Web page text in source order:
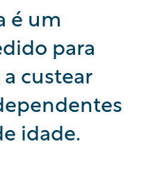
é um
para
custear
idade.